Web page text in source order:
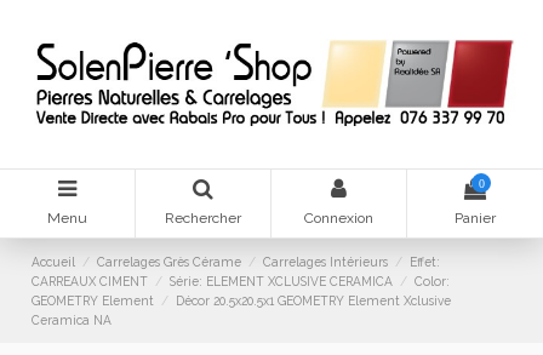
Menu Rechercher Connexion
0
Panier
Accueil Carrelages Grès Cérame Carrelages Intérieurs
Effet:
CARREAUX CIMENT
Série: ELEMENT XCLUSIVE CERAMICA
Color:
GEOMETRY Element
Décor 20.5x20.5x1 GEOMETRY Element Xclusive
Ceramica NA